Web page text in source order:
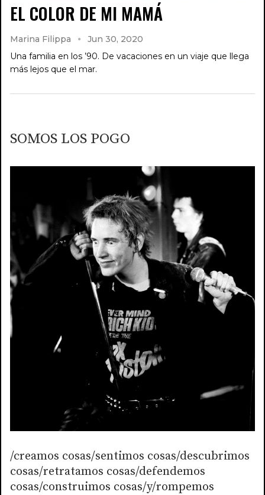
EL COLOR DE MI MAMÁ
Marina Filippa
Jun 30, 2020
Una familia en los ’90. De vacaciones en un viaje que llega
más lejos que el mar.
SOMOS LOS POGO
/creamos cosas/sentimos cosas/descubrimos
cosas/retratamos cosas/defendemos
cosas/construimos cosas/y/rompemos